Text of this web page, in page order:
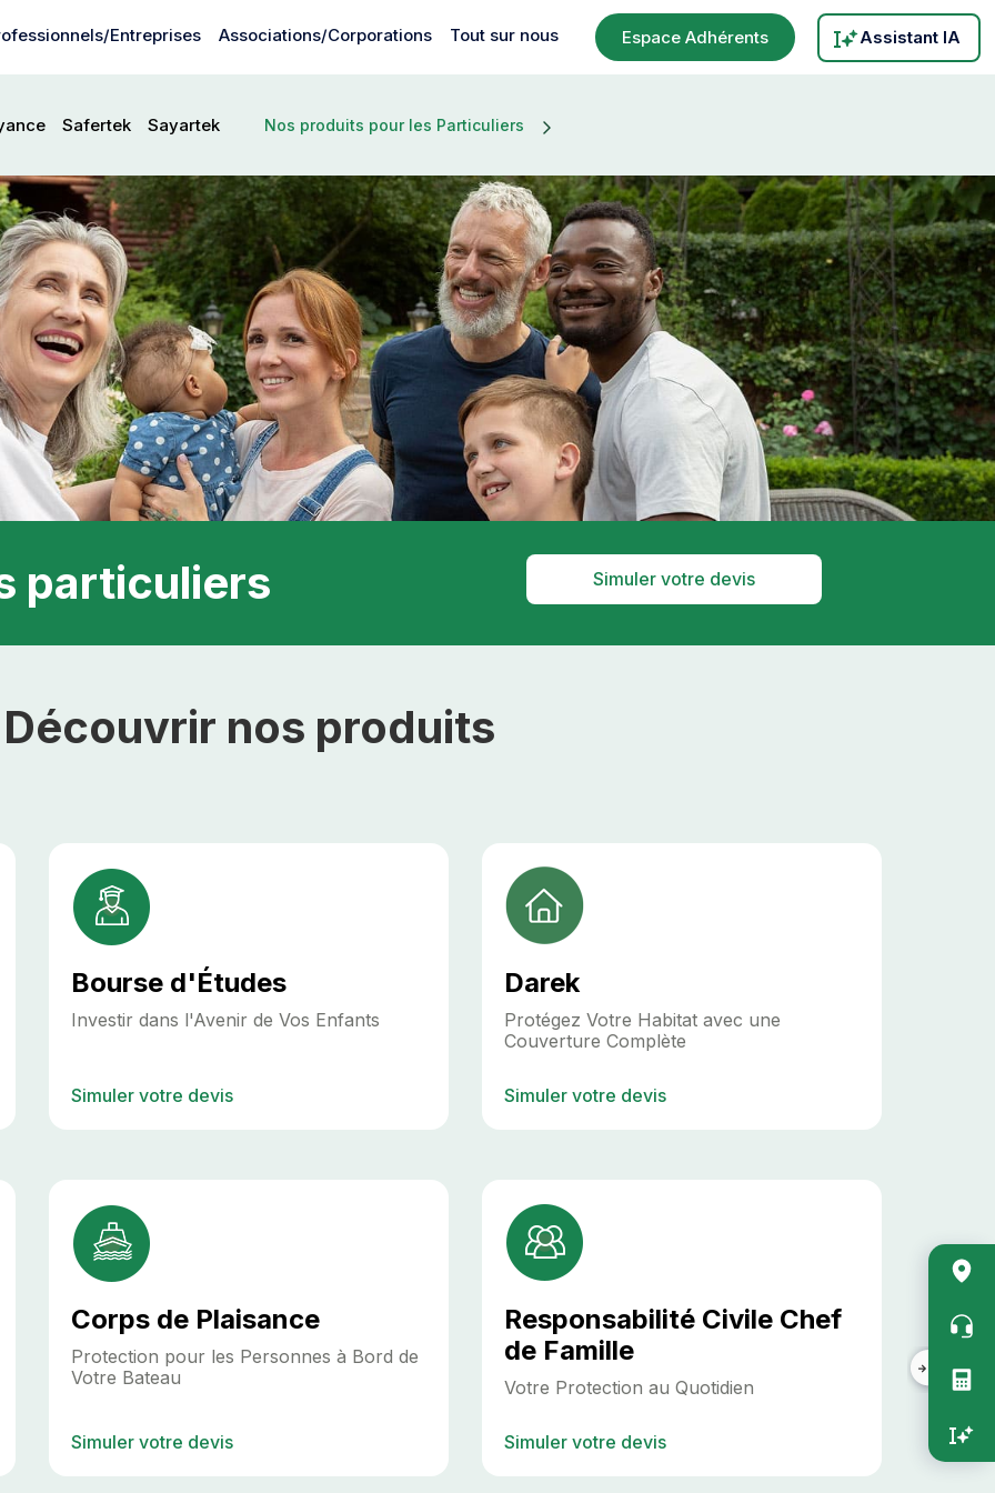
Entreprises Associations/Corporations Tout sur nous Espace Adhérents Assistant IA
Safertek Sayartek
Nos
pour
les
particuliers
Nos produits pour les Particuliers
particuliers Simuler votre devis
Découvrir nos produits
Bourse d'Études
Investir dans l'Avenir de Vos Enfants
Simuler votre devis
Darek
Protégez Votre Habitat avec une
Couverture Complète
Simuler votre devis
Corps de Plaisance
Protection pour les Personnes à Bord de
Votre Bateau
Simuler votre devis
Responsabilité Civile Chef
de Famille
Votre Protection au Quotidien
Simuler votre devis